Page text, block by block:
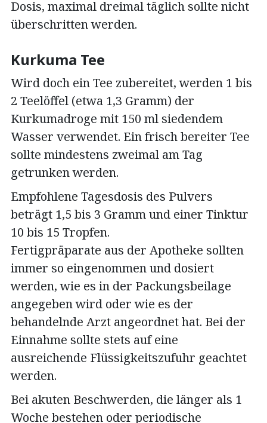
Dosis, maximal dreimal täglich sollte nicht
überschritten werden.
Kurkuma Tee
Wird doch ein Tee zubereitet, werden 1 bis
2 Teelöffel (etwa 1,3 Gramm) der
Kurkumadroge mit 150 ml siedendem
Wasser verwendet. Ein frisch bereiter Tee
sollte mindestens zweimal am Tag
getrunken werden.
Empfohlene Tagesdosis des Pulvers
beträgt 1,5 bis 3 Gramm und einer Tinktur
10 bis 15 Tropfen.
Fertigpräparate aus der Apotheke sollten
immer so eingenommen und dosiert
werden, wie es in der Packungsbeilage
angegeben wird oder wie es der
behandelnde Arzt angeordnet hat. Bei der
Einnahme sollte stets auf eine
ausreichende Flüssigkeitszufuhr geachtet
werden.
Bei akuten Beschwerden, die länger als 1
Woche bestehen oder periodische